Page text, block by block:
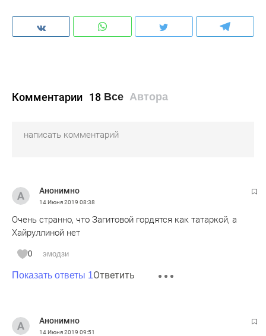
Комментарии 18 Все Автора
Анонимно
14 Июня 2019 08:38
Очень странно, что Загитовой гордятся как татаркой, а
Хайруллиной нет
0 эмодзи
Показать ответы 1Ответить
Анонимно
14 Июня 2019 09:51